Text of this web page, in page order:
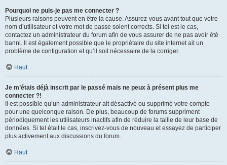
Pourquoi ne puis-je pas me connecter ?
Plusieurs raisons peuvent en être la cause. Assurez-vous avant tout que votre
nom d’utilisateur et votre mot de passe soient corrects. Si tel est le cas,
contactez un administrateur du forum afin de vous assurer de ne pas avoir été
banni. Il est également possible que le propriétaire du site internet ait un
problème de configuration et qu’il soit nécessaire de la corriger.
Haut
Je m’étais déjà inscrit par le passé mais ne peux à présent plus me
connecter ?!
Il est possible qu’un administrateur ait désactivé ou supprimé votre compte
pour une quelconque raison. De plus, beaucoup de forums suppriment
périodiquement les utilisateurs inactifs afin de réduire la taille de leur base de
données. Si tel était le cas, inscrivez-vous de nouveau et essayez de participer
plus activement aux discussions du forum.
Haut